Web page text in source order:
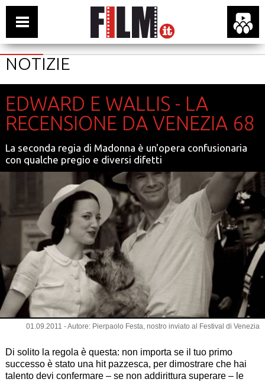
NOTIZIE
EDWARD E WALLIS - LA
RECENSIONE DA VENEZIA 68
La seconda regia di Madonna è un'opera confusionaria
con qualche pregio e diversi difetti
01.09.2011 - Autore: Pierpaolo Festa, nostro inviato al Festival di Venezia
Di solito la regola è questa: non importa se il tuo primo
successo è stato una hit pazzesca, per dimostrare che hai
talento devi confermare – se non addirittura superare – le